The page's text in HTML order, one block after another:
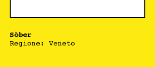
Sòber
Regione: Veneto